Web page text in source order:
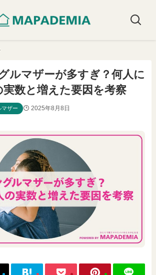
ルマザーが多すぎ？何人に
実数と増えた要因を考察
マザー 2025年8月8日